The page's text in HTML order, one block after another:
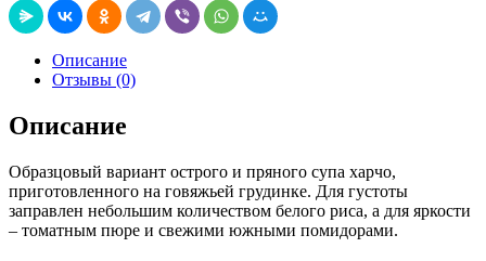
Описание
Отзывы (0)
Описание
Образцовый вариант острого и пряного супа харчо,
приготовленного на говяжьей грудинке. Для густоты
заправлен небольшим количеством белого риса, а для яркости
– томатным пюре и свежими южными помидорами.